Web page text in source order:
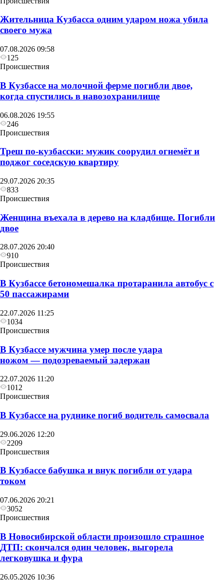
Жительница Кузбасса одним ударом ножа убила
своего мужа
07.08.2026 09:58
125
Происшествия
В Кузбассе на молочной ферме погибли двое,
когда спустились в навозохранилище
06.08.2026 19:55
246
Происшествия
Треш по-кузбасски: мужик соорудил огнемёт и
поджог соседскую квартиру
29.07.2026 20:35
833
Происшествия
Женщина въехала в дерево на кладбище. Погибли
двое
28.07.2026 20:40
910
Происшествия
В Кузбассе бетономешалка протаранила автобус с
50 пассажирами
22.07.2026 11:25
1034
Происшествия
В Кузбассе мужчина умер после удара
ножом — подозреваемый задержан
22.07.2026 11:20
1012
Происшествия
В Кузбассе на руднике погиб водитель самосвала
29.06.2026 12:20
2209
Происшествия
В Кузбассе бабушка и внук погибли от удара
током
07.06.2026 20:21
3052
Происшествия
В Новосибирской области произошло страшное
ДТП: скончался один человек, выгорела
легковушка и фура
26.05.2026 10:36